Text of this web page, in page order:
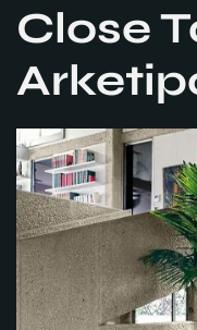
Close